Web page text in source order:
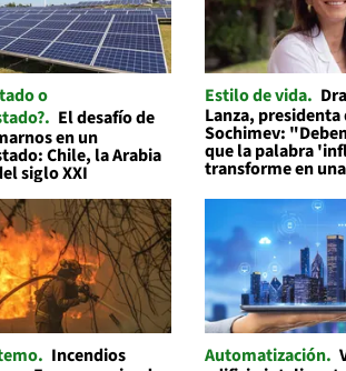
o
El desafío de
en un
Chile, la Arabia
siglo XXI
Estilo de vida
Lanza, presidenta
Sochimev:
que la palabra
transforme en
Incendios
Automatización